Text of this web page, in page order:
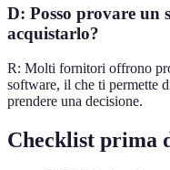
D: Posso provare un
acquistarlo?
R: Molti fornitori offrono
software, il che ti permette
prendere una decisione.
Checklist prima